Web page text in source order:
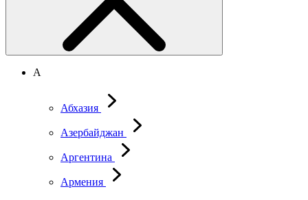
А
Абхазия
Азербайджан
Аргентина
Армения